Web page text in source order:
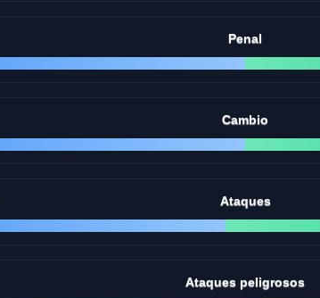
Penal
Cambio
Ataques
Ataques peligrosos